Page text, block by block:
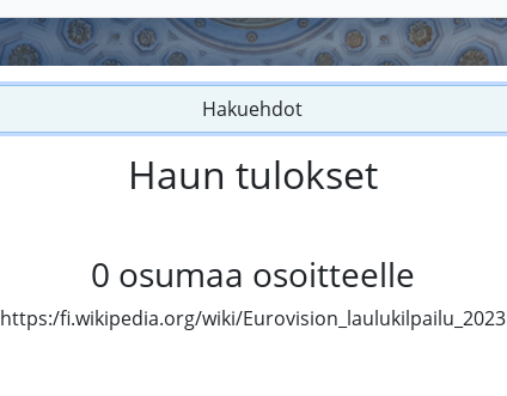
Hakuehdot
Haun tulokset
0 osumaa osoitteelle
https:/fi.wikipedia.org/wiki/Eurovision_laulukilpailu_2023